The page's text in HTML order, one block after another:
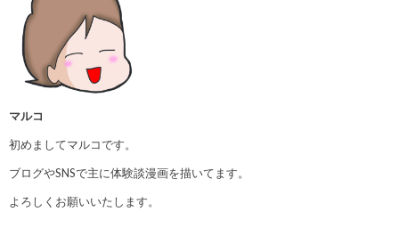
マルコ
初めましてマルコです。
ブログやSNSで主に体験談漫画を描いてます。
よろしくお願いいたします。